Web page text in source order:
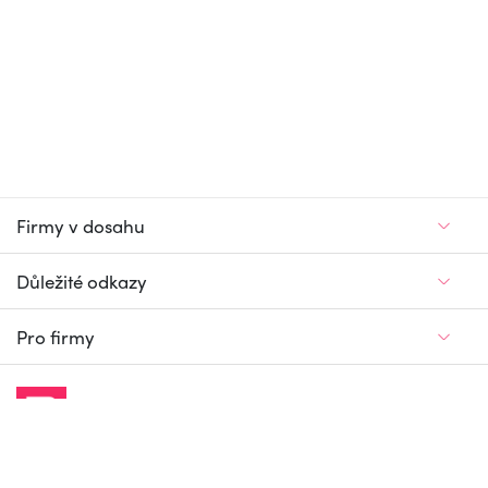
Firmy v dosahu
Důležité odkazy
Pro firmy